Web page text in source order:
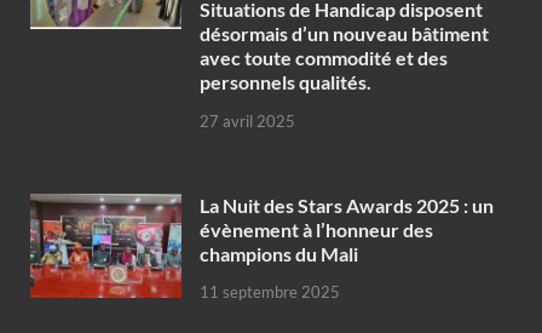
Situations de Handicap disposent
désormais d’un nouveau bâtiment
avec toute commodité et des
personnels qualités.
27 avril 2025
‎La Nuit des Stars Awards 2025 : un
évènement à l’honneur des
champions du Mali
11 septembre 2025